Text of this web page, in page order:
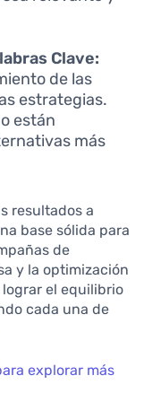
Clave:
de las
estrategias.
están
más
resultados a
base sólida para
de
y la optimización
el equilibrio
cada una de
explorar más